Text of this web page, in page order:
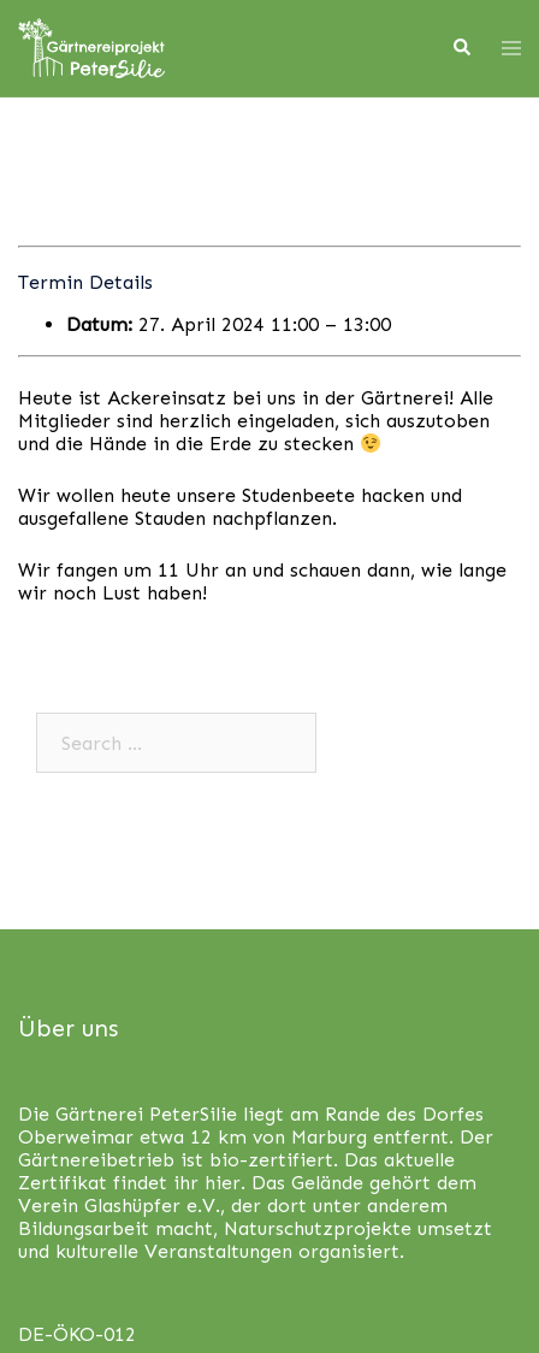
to
content
Search
Termin Details
Datum: 27. April 2024 11:00 – 13:00
Heute ist Ackereinsatz bei uns in der Gärtnerei! Alle
Mitglieder sind herzlich eingeladen, sich auszutoben
und die Hände in die Erde zu stecken
Wir wollen heute unsere Studenbeete hacken und
ausgefallene Stauden nachpflanzen.
Wir fangen um 11 Uhr an und schauen dann, wie lange
wir noch Lust haben!
Über uns
Die Gärtnerei PeterSilie liegt am Rande des Dorfes
Oberweimar etwa 12 km von Marburg entfernt. Der
Gärtnereibetrieb ist bio-zertifiert. Das aktuelle
Zertifikat findet ihr hier. Das Gelände gehört dem
Verein Glashüpfer e.V., der dort unter anderem
Bildungsarbeit macht, Naturschutzprojekte umsetzt
und kulturelle Veranstaltungen organisiert.
DE-ÖKO-012